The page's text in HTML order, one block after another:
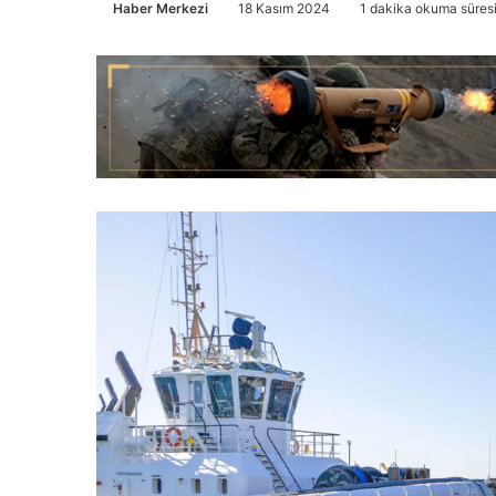
Haber Merkezi 18 Kasım 2024 1 dakika okuma süresi